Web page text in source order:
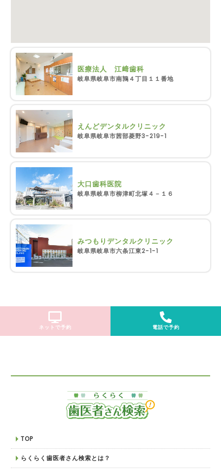
医療法人 江﨑歯科
岐阜県岐阜市南鶉４丁目１１番地
えんどデンタルクリニック
岐阜県岐阜市茜部菱野3-219-1
大口歯科医院
岐阜県岐阜市柳津町北塚４－１６
みつもりデンタルクリニック
岐阜県岐阜市六条江東2-1-1
ネットで予約 電話で予約
TOP
らくらく歯医者さん検索とは？